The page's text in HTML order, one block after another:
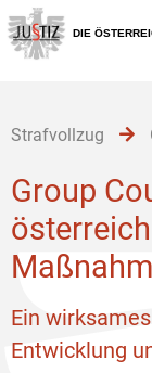
Zur
Hauptnavigation
[1]
Zum
Inhalt
[2]
Zum
Untermenü
[3]
DIE
Strafvollzug
Group
Ein
Entwicklung